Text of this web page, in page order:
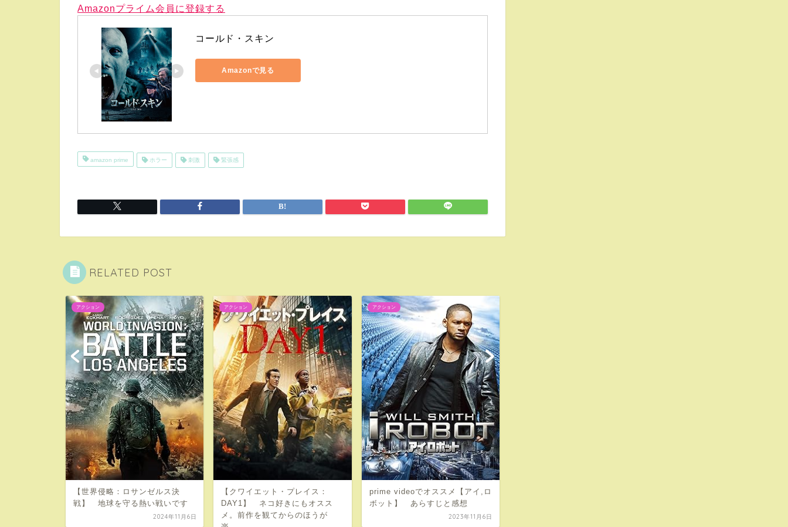
Amazonプライム会員に登録する
コールド・スキン
Amazonで見る
amazon prime ホラー 刺激 緊張感
RELATED POST
アクション
【世界侵略：ロサンゼルス決
戦】 地球を守る熱い戦いです
2024年11月6日
アクション
【クワイエット・プレイス：
DAY1】 ネコ好きにもオスス
メ。前作を観てからのほうが
アクション
prime videoでオススメ【アイ,ロ
ボット】 あらすじと感想
2023年11月6日